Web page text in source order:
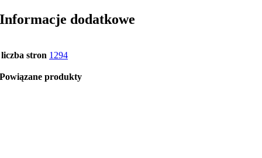
Informacje dodatkowe
liczba stron 1294
Powiązane produkty